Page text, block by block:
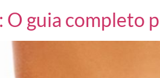
O guia completo